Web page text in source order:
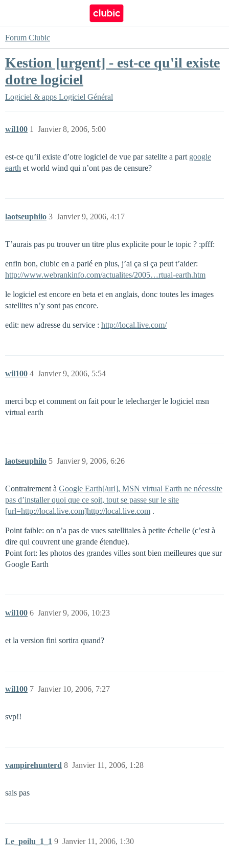
Forum Clubic
Kestion [urgent] - est-ce qu'il existe
dotre logiciel
Logiciel & apps Logiciel Général
wil100 Janvier 8, 2006, 5:00
1
est-ce qu’il existe d’otre logiciel de vue par satelite a part google
earth et world wind qui n’ont pas de censure?
laotseuphilo Janvier 9, 2006, 4:17
3
T’aurais pas pu trouver un titre plus explicite pour le topic ? :pfff:
enfin bon, clubic en a parlé en plus, j’ai ça si ça peut t’aider:
http://www.webrankinfo.com/actualites/2005…rtual-earth.htm
le logiciel est encore en beta et en anglais, donc toutes les images
satellites n’y sont pas encore.
edit: new adresse du service : http://local.live.com/
wil100 Janvier 9, 2006, 5:54
4
merci bcp et comment on fait pour le telecharger le logiciel msn
virtual earth
laotseuphilo Janvier 9, 2006, 6:26
5
Contrairement à Google Earth[/url], MSN virtual Earth ne nécessite
pas d’installer quoi que ce soit, tout se passe sur le site
[url=http://local.live.com]http://local.live.com .
Point faible: on n’a pas de vues satellitales à petite échelle (c’est à
dire qui couvrent une grande étendue).
Point fort: les photos des grandes villes sont bien meilleures que sur
Google Earth
wil100 Janvier 9, 2006, 10:23
6
et la version fini sortira quand?
wil100 Janvier 10, 2006, 7:27
7
svp!!
vampirehunterd Janvier 11, 2006, 1:28
8
sais pas
Le_poilu_1_1 Janvier 11, 2006, 1:30
9